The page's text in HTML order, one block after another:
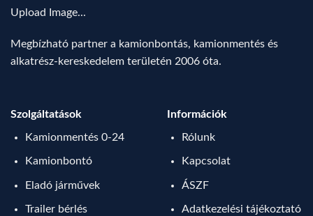
Upload Image...
Megbízható partner a kamionbontás, kamionmentés és
alkatrész-kereskedelem területén 2006 óta.
Szolgáltatások
Kamionmentés 0-24
Kamionbontó
Eladó járművek
Trailer bérlés
Információk
Rólunk
Kapcsolat
ÁSZF
Adatkezelési tájékoztató